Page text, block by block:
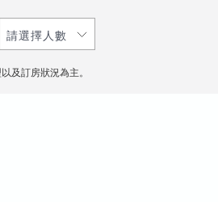
及訂房狀況為主。